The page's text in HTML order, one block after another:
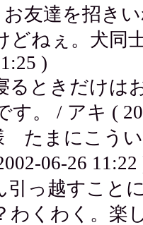
友達を招きい
どねぇ。犬同
)
ときだけは
す。 / アキ (
たまにこうい
06-26 11:22
引っ越すこと
わくわく。楽